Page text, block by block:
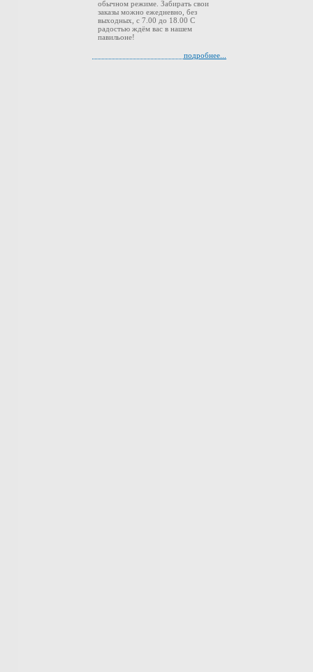
обычном режиме. Забирать свои
заказы можно ежедневно, без
выходных, с 7.00 до 18.00 С
радостью ждём вас в нашем
павильоне!
подробнее...